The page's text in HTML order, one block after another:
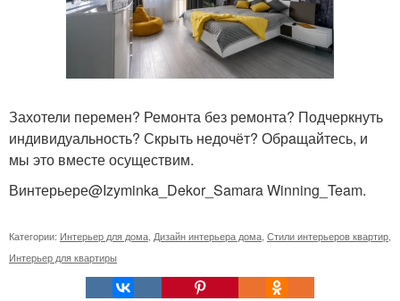
Захотели перемен? Ремонта без ремонта? Подчеркнуть
индивидуальность? Скрыть недочёт? Обрaщайтесь, и
мы это вместе осуществим.
Винтерьере@Izyminka_Dekor_Samara Winning_Team.
Категории: Интерьер для дома Дизайн интерьера дома Стили интерьеров квартир
Интерьер для квартиры